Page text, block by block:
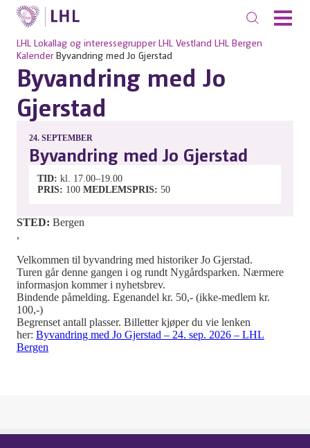
LHL Lokallag og interessegrupper LHL Vestland LHL Bergen
Kalender Byvandring med Jo Gjerstad
Byvandring med Jo
Gjerstad
24. SEPTEMBER
Byvandring med Jo Gjerstad
TID kl. 17.00–19.00
PRIS
100 MEDLEMSPRIS 50
STED: Bergen
,
Velkommen til byvandring med historiker Jo Gjerstad.
Turen går denne gangen i og rundt Nygårdsparken. Nærmere
informasjon kommer i nyhetsbrev.
Bindende påmelding. Egenandel kr. 50,- (ikke-medlem kr.
100,-)
Begrenset antall plasser. Billetter kjøper du vie lenken
her: Byvandring med Jo Gjerstad – 24. sep. 2026 – LHL
Bergen